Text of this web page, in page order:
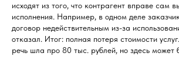
исходят из того, что контрагент вправе сам
исполнения. Например, в одном деле
договор недействительным из-за
отказал. Итог: полная потеря стоимости услуг.
речь шла про 80 тыс. рублей, но здесь